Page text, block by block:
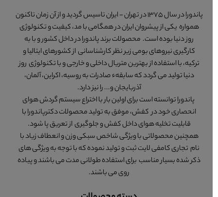
پاندورا در سال 1375 در تهران - ایران تاسیس گردید و از آن زمان تاکنون
همواره یکی از پیشروان ایران در همگامی با مد، کیفیت و تکنولوژی
روز دنیا بوده است. محصولات برند پاندورا در داخل کشور و با به
کارگیری نیروهای بومی زیر نظر کارشناسانی از کشورهای ایتالیا و
ترکیه، با استفاده از بهترین متریال داخلی و خارجی و با تکنولوژی روز
دنیا تولید می گردد که سابقهء صادرات به روسیه، اکراین، آلمان،
آذربایجان و... را نیز دارد.
پاندورا توانسته است برای اولین بار با اختراع سیستم گردش هوای
انحصاری خود در کفش، موفق به تولید محصولات دکترپاندورا با
قابلیت تخلیه هوای داخل کفش و جلوگیری از تعریق پا شود.
همچنین محصولاتی با ویژگی شاخص سبکی وزن و انعطاف زیاد با
نام تجاری کامفی لایت ثبت و تولید نموده که با توجه به ویژگی های
ذکر شده بسیار مناسب برای استفاده طولانی مدت می باشند و پیاده
روی می باشند.